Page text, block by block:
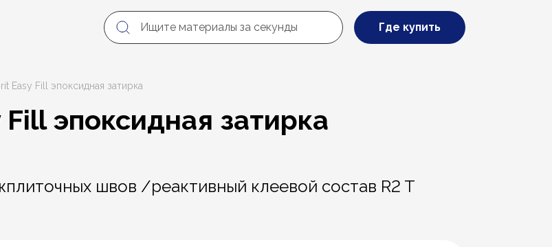
Где купить
Easy Fill эпоксидная затирка
эпоксидная затирка
швов /реактивный клеевой состав R2 T